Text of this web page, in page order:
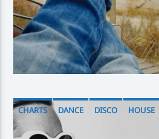
CHARTS DANCE DISCO HOUSE